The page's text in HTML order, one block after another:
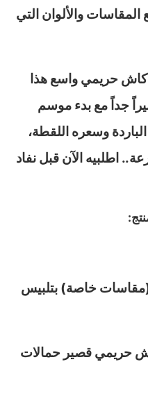
والألوان التي
كاش حريمي واسع هذا
جداً مع بدء موسم
وسعره اللقطة،
اطلبيه الآن قبل نفاد
(مقاسات خاصة) بتلبيس
حريمي قصير حمالات